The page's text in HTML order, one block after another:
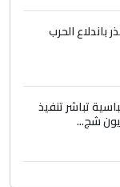
باندلاع الحرب
تباشر تنفيذ
شج...